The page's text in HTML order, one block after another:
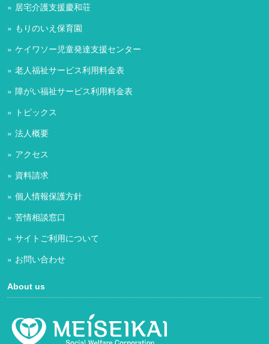
居宅介護支援慶和荘
もりのいえ保育園
ケイワソー児童発達支援センター
老人福祉サービス利用料金表
障がい福祉サービス利用料金表
トピックス
法人概要
アクセス
資料請求
個人情報保護方針
苦情相談窓口
サイトご利用について
お問い合わせ
About us